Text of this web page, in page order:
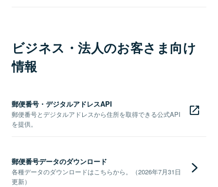
ビジネス・法人のお客さま向け
情報
郵便番号・デジタルアドレスAPI
郵便番号とデジタルアドレスから住所を取得できる公式API
を提供。
郵便番号データのダウンロード
各種データのダウンロードはこちらから。（2026年7月31日
更新）